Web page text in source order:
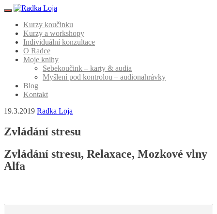
Menu
Kurzy koučinku
Kurzy a workshopy
Individuální konzultace
O Radce
Moje knihy
Sebekoučink – karty & audia
Myšlení pod kontrolou – audionahrávky
Blog
Kontakt
19.3.2019 Radka Loja
Zvládání stresu
Zvládání stresu, Relaxace, Mozkové vlny
Alfa